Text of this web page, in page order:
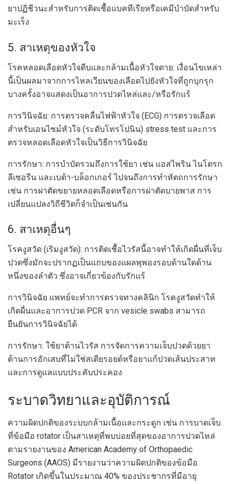
ยาปฏิชีวนะสำหรับการติดเชื้อแบคทีเรียหรือเคมีบำบัดสำหรับ
มะเร็ง
5. สาเหตุของหัวใจ
โรคหลอดเลือดหัวใจตีบและกล้ามเนื้อหัวใจตาย: เงื่อนไขเหล่า
นี้เป็นผลมาจากการไหลเวียนของเลือดไปยังหัวใจที่ถูกบุกรุก
บางครั้งอาจแสดงเป็นอาการปวดไหล่และ/หรือรักแร้
การวินิจฉัย: การตรวจคลื่นไฟฟ้าหัวใจ (ECG) การตรวจเลือด
สำหรับเอนไซม์หัวใจ (ระดับโทรโปนิน) stress test และการ
ตรวจหลอดเลือดหัวใจเป็นวิธีการวินิจฉัย
การรักษา: การบำบัดรวมถึงการใช้ยา เช่น แอสไพริน ไนโตรก
ลีเซอรีน และเบต้า-บล็อกเกอร์ ไปจนถึงการทำหัตถการรักษา
เช่น การผ่าตัดขยายหลอดเลือดหรือการผ่าตัดบายพาส การ
เปลี่ยนแปลงวิถีชีวิตก็จำเป็นเช่นกัน
6. สาเหตุอื่นๆ
โรคงูสวัด (เริมงูสวัด): การติดเชื้อไวรัสนี้อาจทำให้เกิดผื่นที่เจ็บ
ปวดซึ่งมักจะปรากฏเป็นแถบของแผลพุพองรอบด้านใดด้าน
หนึ่งของลำตัว ซึ่งอาจเกี่ยวข้องกับรักแร้
การวินิจฉัย แพทย์จะทำการตรวจทางคลินิก โรคงูสวัดทำให้
เกิดผื่นและอาการปวด PCR จาก vesicle swabs สามารถ
ยืนยันการวินิจฉัยได้
การรักษา: ใช้ยาต้านไวรัส การจัดการความเจ็บปวดด้วยยา
ต้านการอักเสบที่ไม่ใช่สเตียรอยด์หรือยาแก้ปวดเส้นประสาท
และการดูแลแบบประคับประคอง
ระบาดวิทยาและอุบัติการณ์
ความผิดปกติของระบบกล้ามเนื้อและกระดูก เช่น การบาดเจ็บ
ที่ข้อมือ rotator เป็นสาเหตุที่พบบ่อยที่สุดของอาการปวดไหล่
ตามรายงานของ American Academy of Orthopaedic
Surgeons (AAOS) มีรายงานว่าความผิดปกติของข้อมือ
Rotator เกิดขึ้นในประมาณ 40% ของประชากรที่มีอายุ